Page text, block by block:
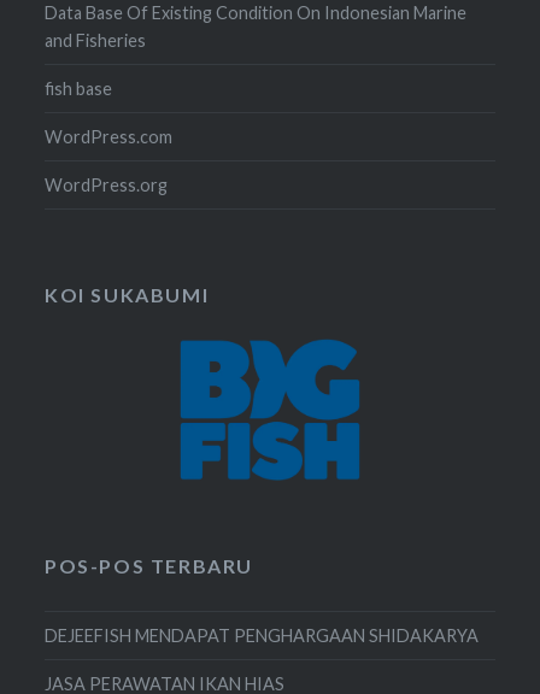
Data Base Of Existing Condition On Indonesian Marine
and Fisheries
fish base
WordPress.com
WordPress.org
KOI SUKABUMI
POS-POS TERBARU
DEJEEFISH MENDAPAT PENGHARGAAN SHIDAKARYA
JASA PERAWATAN IKAN HIAS